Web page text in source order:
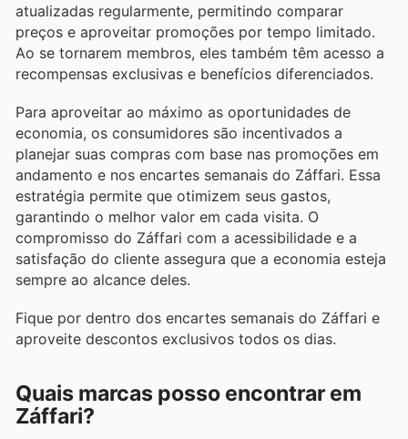
atualizadas regularmente, permitindo comparar
preços e aproveitar promoções por tempo limitado.
Ao se tornarem membros, eles também têm acesso a
recompensas exclusivas e benefícios diferenciados.
Para aproveitar ao máximo as oportunidades de
economia, os consumidores são incentivados a
planejar suas compras com base nas promoções em
andamento e nos encartes semanais do Záffari. Essa
estratégia permite que otimizem seus gastos,
garantindo o melhor valor em cada visita. O
compromisso do Záffari com a acessibilidade e a
satisfação do cliente assegura que a economia esteja
sempre ao alcance deles.
Fique por dentro dos encartes semanais do Záffari e
aproveite descontos exclusivos todos os dias.
Quais marcas posso encontrar em
Záffari?